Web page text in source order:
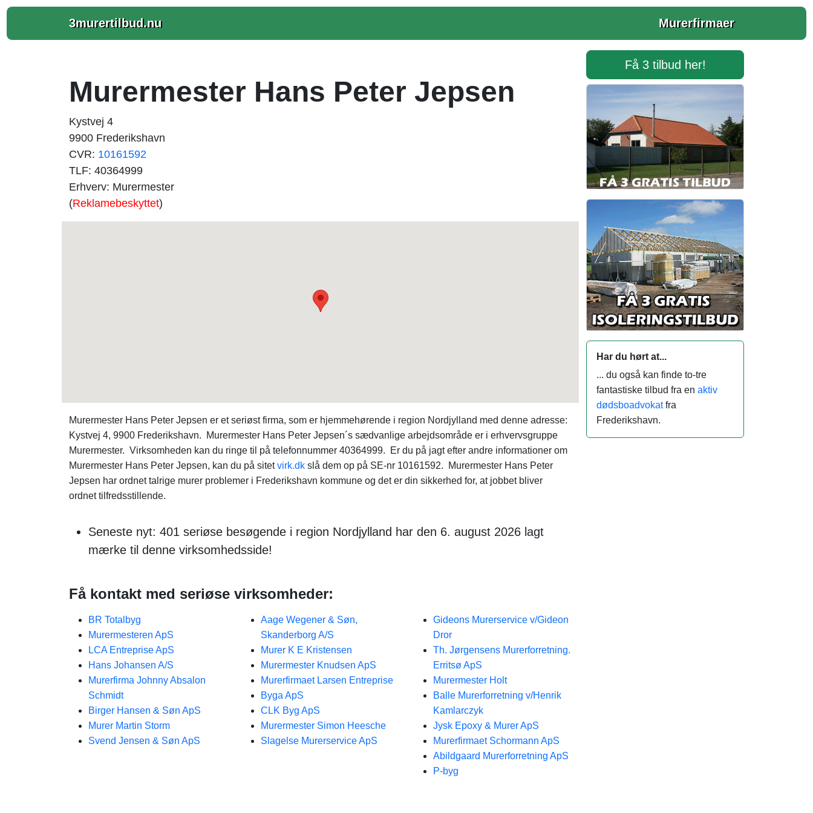
3murertilbud.nu Murerfirmaer
Murermester Hans Peter Jepsen
Kystvej 4
9900 Frederikshavn
CVR: 10161592
TLF: 40364999
Erhverv: Murermester
(Reklamebeskyttet)
Murermester Hans Peter Jepsen er et seriøst firma, som er hjemmehørende i region Nordjylland med denne adresse:
Kystvej 4, 9900 Frederikshavn. Murermester Hans Peter Jepsen´s sædvanlige arbejdsområde er i erhvervsgruppe
Murermester. Virksomheden kan du ringe til på telefonnummer 40364999. Er du på jagt efter andre informationer om
Murermester Hans Peter Jepsen, kan du på sitetvirk.dk slå dem op på SE-nr 10161592. Murermester Hans Peter
Jepsen har ordnet talrige murer problemer i Frederikshavn kommune og det er din sikkerhed for, at jobbet bliver
ordnet tilfredsstillende.
Seneste nyt: 401 seriøse besøgende i region Nordjylland har den 6. august 2026 lagt
mærke til denne virksomhedsside!
Få kontakt med seriøse virksomheder:
BR Totalbyg
Murermesteren ApS
LCA Entreprise ApS
Hans Johansen A/S
Murerfirma Johnny Absalon
Schmidt
Birger Hansen & Søn ApS
Murer Martin Storm
Svend Jensen & Søn ApS
Aage Wegener & Søn,
Skanderborg A/S
Murer K E Kristensen
Murermester Knudsen ApS
Murerfirmaet Larsen Entreprise
Byga ApS
CLK Byg ApS
Murermester Simon Heesche
Slagelse Murerservice ApS
Gideons Murerservice v/Gideon
Dror
Th. Jørgensens Murerforretning.
Erritsø ApS
Murermester Holt
Balle Murerforretning v/Henrik
Kamlarczyk
Jysk Epoxy & Murer ApS
Murerfirmaet Schormann ApS
Abildgaard Murerforretning ApS
P-byg
Få 3 tilbud her!
Har du hørt at...
... du også kan finde to-tre
fantastiske tilbud fra en aktiv
dødsboadvokatfra
Frederikshavn.